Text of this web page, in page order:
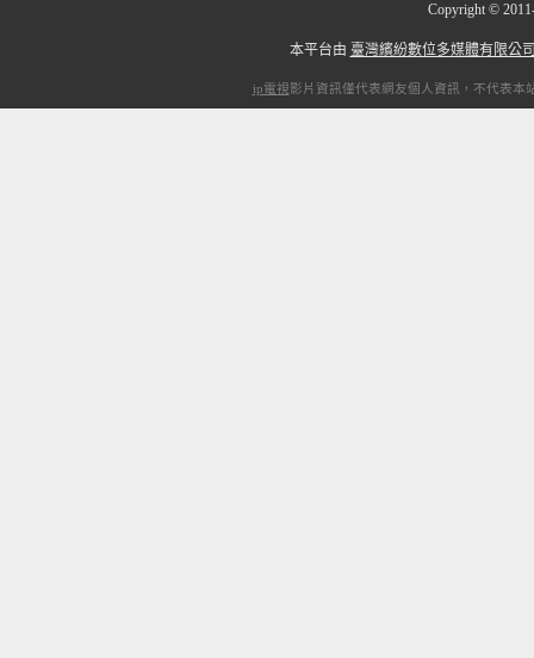
Copyright ©
本平台由 臺灣繽紛數位多媒體有限公
ip電視影片資訊僅代表網友個人資訊，不代表本